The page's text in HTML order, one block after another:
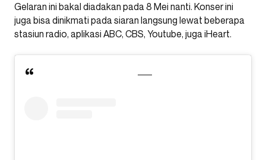
Gelaran ini bakal diadakan pada 8 Mei nanti. Konser ini
juga bisa dinikmati pada siaran langsung lewat beberapa
stasiun radio, aplikasi ABC, CBS, Youtube, juga iHeart.